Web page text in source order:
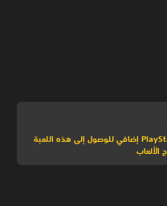
الأصلي البالغ $26.99‏
اشترك في PlayStation Plus إضافي للوصول إلى هذه اللعبة
الألعاب